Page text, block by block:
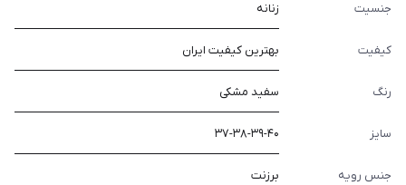
جنسیت زنانه
کیفیت بهترین کیفیت ایران
رنگ سفید مشکی
سایز ۳۷-۳۸-۳۹-۴۰
جنس رویه برزنت